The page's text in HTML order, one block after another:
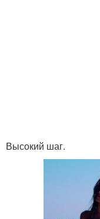
Высокий шаг.